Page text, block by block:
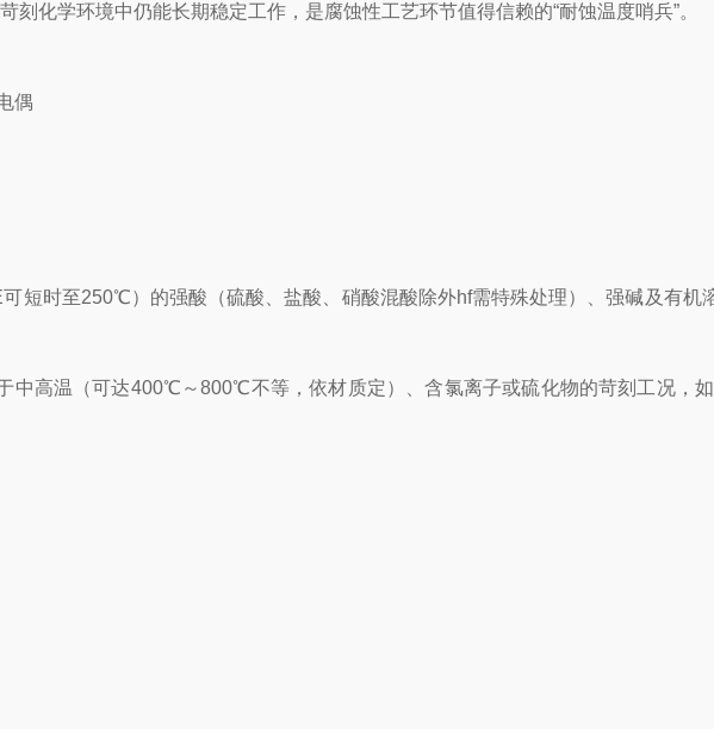
化学环境中仍能长期稳定工作，是腐蚀性工艺环节值得信赖的“耐蚀温度哨兵”。
时至250℃）的强酸（硫酸、盐酸、硝酸混酸除外hf需特殊处理）、强碱及有机
高温（可达400℃～800℃不等，依材质定）、含氯离子或硫化物的苛刻工况，